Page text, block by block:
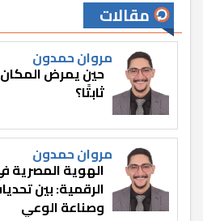
مقالات
مروان حمدون
حين يمرض
ثابتًا؟
مروان حمدون
الهوية المصرية
الرقمية: بين
وصناعة الوعي